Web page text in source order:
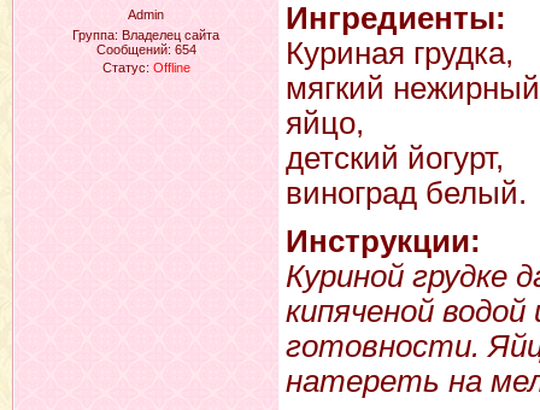
Admin
Группа: Владелец сайта
Сообщений: 654
Статус: Offline
Ингредиенты:
Куриная грудка,
мягкий
яйцо,
детский йогурт,
виноград белый.
Инструкции:
Куриной грудке
кипяченой
готовности.
натереть на